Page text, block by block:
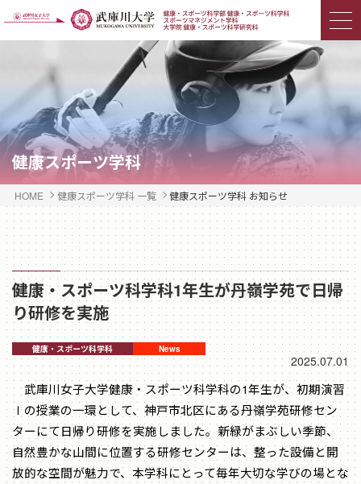
健康スポーツ学科
HOME 健康スポーツ学科 一覧 健康スポーツ学科 お知らせ
健康・スポーツ科学科1年生が丹嶺学苑で日帰
り研修を実施
2025.07.01
武庫川女子大学健康・スポーツ科学科の1年生が、初期演習
Ⅰの授業の一環として、神戸市北区にある丹嶺学苑研修セン
ターにて日帰り研修を実施しました。新緑がまぶしい季節、
自然豊かな山間に位置する研修センターは、整った設備と開
放的な空間が魅力で、本学科にとって毎年大切な学びの場とな